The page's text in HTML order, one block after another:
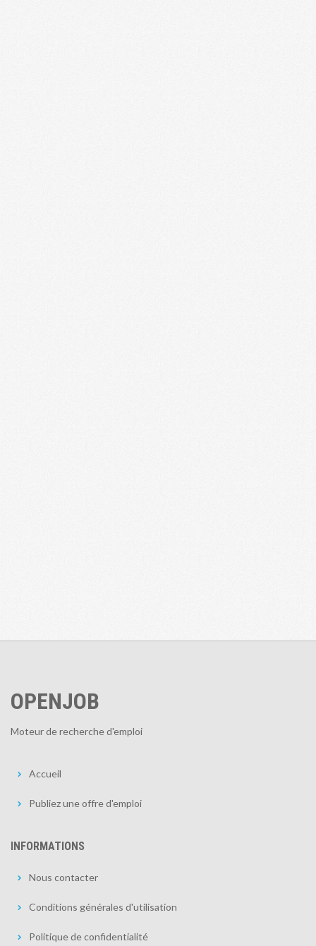
OPENJOB
Moteur de recherche d'emploi
Accueil
Publiez une offre d'emploi
INFORMATIONS
Nous contacter
Conditions générales d'utilisation
Politique de confidentialité